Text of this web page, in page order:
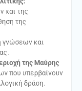
και της
της
γνώσεων και
της Μαύρης
που υπερβαίνουν
δράση.